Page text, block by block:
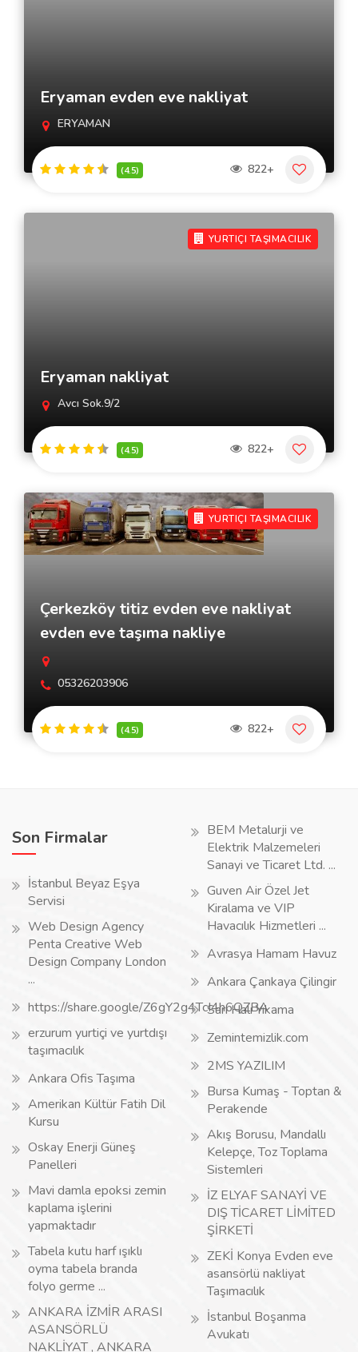
Eryaman evden eve nakliyat
ERYAMAN
(4.5) 822+
YURTIÇI TAŞIMACILIK
Eryaman nakliyat
Avcı Sok.9/2
(4.5) 822+
YURTIÇI TAŞIMACILIK
Çerkezköy titiz evden eve nakliyat
evden eve taşıma nakliye
05326203906
(4.5) 822+
Son Firmalar
İstanbul Beyaz Eşya
Servisi
Web Design Agency
Penta Creative Web
Design Company London
...
https://share.google/Z6gY2g4TcI4h6QZBA
erzurum yurtiçi ve yurtdışı
taşımacılık
Ankara Ofis Taşıma
Amerikan Kültür Fatih Dil
Kursu
Oskay Enerji Güneş
Panelleri
Mavi damla epoksi zemin
kaplama işlerini
yapmaktadır
Tabela kutu harf ışıklı
oyma tabela branda
folyo germe ...
ANKARA İZMİR ARASI
ASANSÖRLÜ
NAKLİYAT , ANKARA
BEM Metalurji ve
Elektrik Malzemeleri
Sanayi ve Ticaret Ltd. ...
Guven Air Özel Jet
Kiralama ve VIP
Havacılık Hizmetleri ...
Avrasya Hamam Havuz
Ankara Çankaya Çilingir
Sarı Halı Yıkama
Zemintemizlik.com
2MS YAZILIM
Bursa Kumaş - Toptan &
Perakende
Akış Borusu, Mandallı
Kelepçe, Toz Toplama
Sistemleri
İZ ELYAF SANAYİ VE
DIŞ TİCARET LİMİTED
ŞİRKETİ
ZEKİ Konya Evden eve
asansörlü nakliyat
Taşımacılık
İstanbul Boşanma
Avukatı